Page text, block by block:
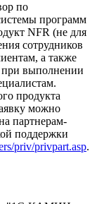
по
программ
NFR (не для
сотрудников
а также
при выполнении
продукта
можно
партнерам-
поддержки
priv/privpart.asp.